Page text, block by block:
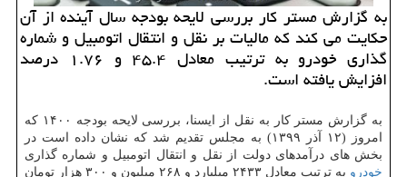
به گزارش مستر كار بررسی لایحه بودجه سال آینده از آن
حكایت می كند كه مالیات بر نقل و انتقال اتومبیل و شماره
گذاری خودرو به ترتیب معادل ۴۵.۴ و ۱.۷۶ درصد
افزایش یافته است.
به گزارش مستر کار به نقل از ایسنا، بررسی لایحه بودجه ۱۴۰۰ که
امروز (۱۲ آذر ۱۳۹۹) به مجلس تقدیم شد که نشان داده است در
بخش های درآمدهای دولت از نقل و انتقال اتومبیل و شماره گذاری
خودرو
به ترتیب معادل ۲۴۳۳ میلیارد و ۲۶۸ میلیون و ۳۰۰ هزار تومان